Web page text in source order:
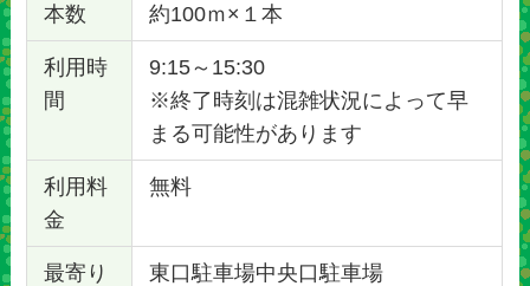
本数
約100ｍ×１本
利用時
間
9:15～15:30
※終了時刻は混雑状況によって早
まる可能性があります
利用料
金
無料
最寄り
東口駐車場中央口駐車場